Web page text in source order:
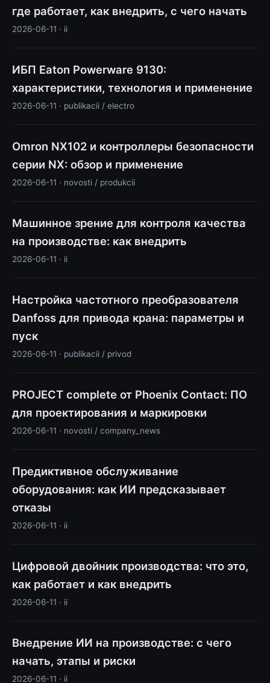
где работает, как внедрить, с чего начать
2026-06-11 · ii
ИБП Eaton Powerware 9130:
характеристики, технология и применение
2026-06-11 · publikacii / electro
Omron NX102 и контроллеры безопасности
серии NX: обзор и применение
2026-06-11 · novosti / produkcii
Машинное зрение для контроля качества
на производстве: как внедрить
2026-06-11 · ii
Настройка частотного преобразователя
Danfoss для привода крана: параметры и
пуск
2026-06-11 · publikacii / privod
PROJECT complete от Phoenix Contact: ПО
для проектирования и маркировки
2026-06-11 · novosti / company_news
Предиктивное обслуживание
оборудования: как ИИ предсказывает
отказы
2026-06-11 · ii
Цифровой двойник производства: что это,
как работает и как внедрить
2026-06-11 · ii
Внедрение ИИ на производстве: с чего
начать, этапы и риски
2026-06-11 · ii